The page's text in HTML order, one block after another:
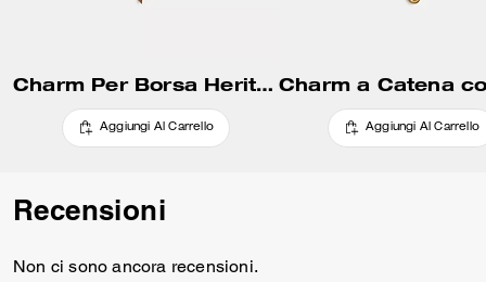
Charm Per Borsa Heritage Con Perline
Aggiungi Al Carrello Aggiungi Al Carrello
Recensioni
Non ci sono ancora recensioni.